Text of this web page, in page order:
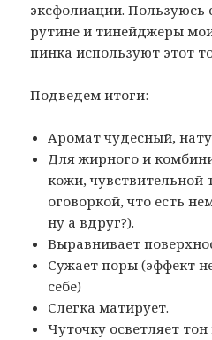
эксфолиации. Пользуюсь
рутине и тинейджеры
пинка используют этот
Подведем итоги:
Аромат чудесный,
Для жирного и
кожи, чувствительной
оговоркой, что есть
ну а вдруг?).
Выравнивает
Сужает поры (эффект
себе)
Слегка матирует.
Чуточку осветляет тон